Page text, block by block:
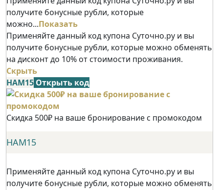
получите бонусные рубли, которые
можно...Показать
Применяйте данный код купона Суточно.ру и вы
получите бонусные рубли, которые можно обменять
на дисконт до 10% от стоимости проживания.
Скрыть
НАМ15 Открыть код
Скидка 500₽ на ваше бронирование с промокодом
НАМ15
Применяйте данный код купона Суточно.ру и вы
получите бонусные рубли, которые можно обменять